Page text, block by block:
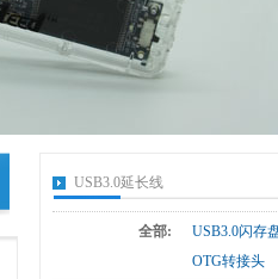
USB3.0延长线
全部:
USB3.0闪存
OTG转接头